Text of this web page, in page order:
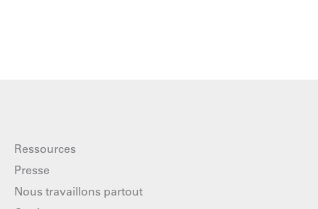
Ressources
Presse
Nous travaillons partout